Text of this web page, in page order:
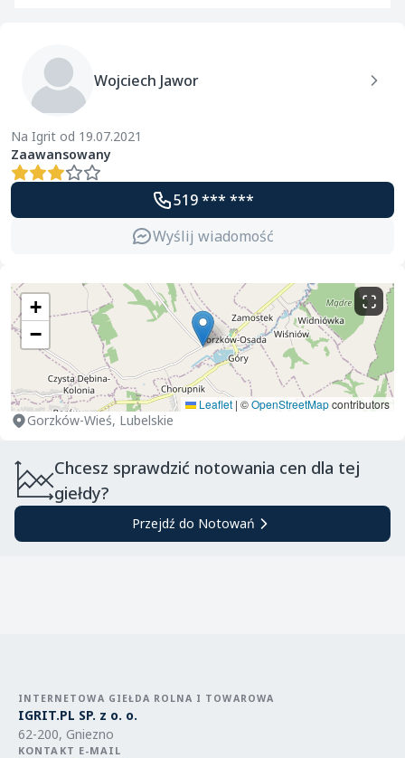
Wojciech Jawor
Na Igrit od 19.07.2021
Zaawansowany
519 *** ***
Wyślij wiadomość
+
−
Leaflet | ©OpenStreetMapcontributors
Gorzków-Wieś, Lubelskie
Chcesz sprawdzić notowania cen dla tej
giełdy?
Przejdź do Notowań
INTERNETOWA GIEŁDA ROLNA I TOWAROWA
IGRIT.PL SP. z o. o.
62-200, Gniezno
KONTAKT E-MAIL